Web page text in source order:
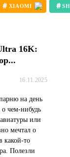
# XIAOMI #
16K:
16.11.2025
на день
о чем-нибудь
или
мечтал о
какой-то
Полезли